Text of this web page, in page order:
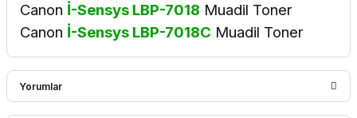
Canon İ-Sensys LBP-7018 Muadil Toner
Canon İ-Sensys LBP-7018C Muadil Toner
Yorumlar